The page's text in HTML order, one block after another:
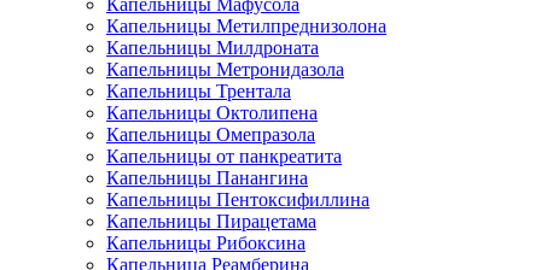
Капельницы Метилпреднизолона
Капельницы Милдроната
Капельницы Метронидазола
Капельницы Трентала
Капельницы Октолипена
Капельницы Омепразола
Капельницы от панкреатита
Капельницы Панангина
Капельницы Пентоксифиллина
Капельницы Пирацетама
Капельницы Рибоксина
Капельница Реамберина